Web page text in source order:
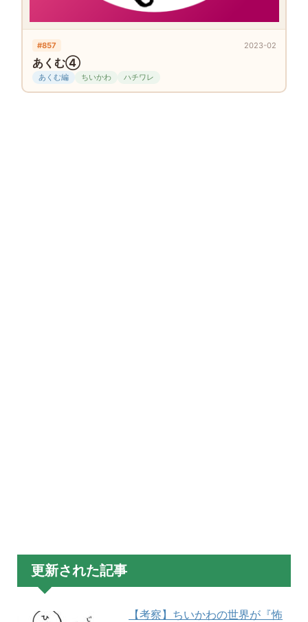
#857 2023-02
あくむ④
あくむ編 ちいかわ ハチワレ
更新された記事
【考察】ちいかわの世界が『怖